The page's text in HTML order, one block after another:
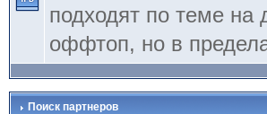
подходят по теме на
оффтоп, но в
Поиск партнеров